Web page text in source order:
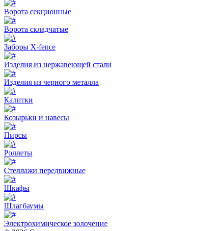
Ворота секционные
Ворота складчатые
Заборы X-fence
Изделия из нержавеющей стали
Изделия из черного металла
Калитки
Козырьки и навесы
Пирсы
Роллеты
Стеллажи передвижные
Шкафы
Шлагбаумы
Электрохимическое золочение